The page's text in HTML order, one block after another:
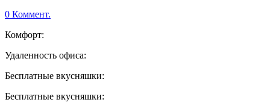
0 Коммент.
Комфорт:
Удаленность офиса:
Бесплатные вкусняшки:
Бесплатные вкусняшки: